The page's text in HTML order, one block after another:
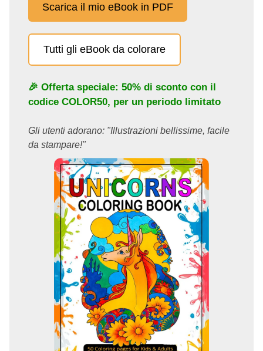
Scarica il mio eBook in PDF
Tutti gli eBook da colorare
🎉 Offerta speciale: 50% di sconto con il
codice COLOR50, per un periodo limitato
Gli utenti adorano: "Illustrazioni bellissime, facile
da stampare!"